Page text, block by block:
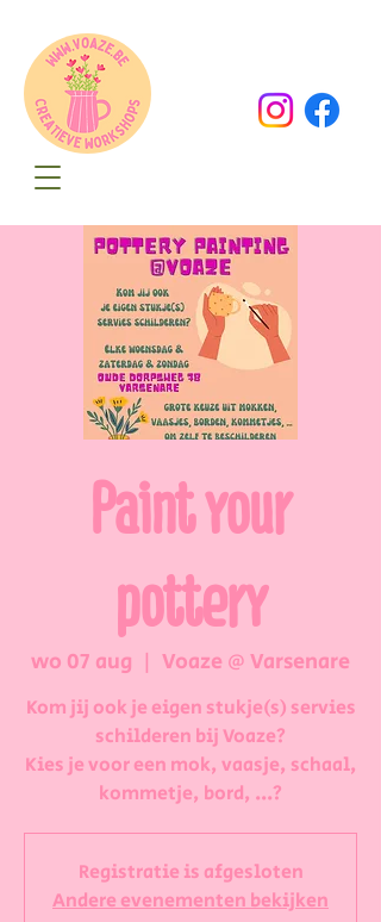
Paint your
pottery
wo 07 aug
  |
Voaze @ Varsenare
Kom jij ook je eigen stukje(s) servies
schilderen bij Voaze?
Kies je voor een mok, vaasje, schaal,
kommetje, bord, ...?
Registratie is afgesloten
Andere evenementen bekijken